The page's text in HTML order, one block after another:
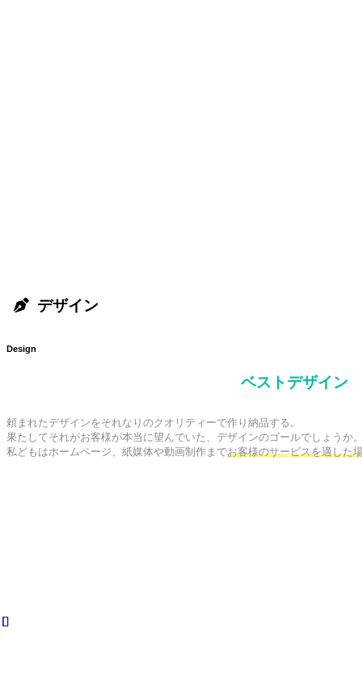
デザイン
Design
ベストデザイン
頼まれたデザインをそれなりのクオリティーで作り納品する。
果たしてそれがお客様が本当に望んでいた、デザインのゴールでしょうか
私どもはホームページ、紙媒体や動画制作までお客様のサービスを適した